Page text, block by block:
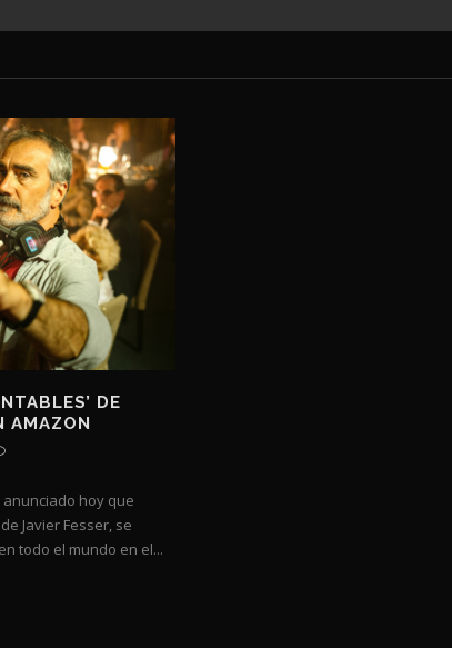
DE
AMAZON
hoy que
Javier Fesser, se
todo el mundo en el...